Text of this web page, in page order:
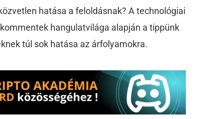
hatása a feloldásnak? A technológiai
hangulatvilága alapján a tippünk
túl sok hatása az árfolyamokra.